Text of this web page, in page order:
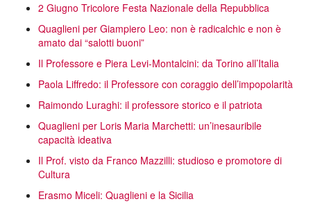
2 Giugno Tricolore Festa Nazionale della Repubblica
Quaglieni per Giampiero Leo: non è radicalchic e non è
amato dai “salotti buoni”
Il Professore e Piera Levi-Montalcini: da Torino all’Italia
Paola Liffredo: il Professore con coraggio dell’impopolarità
Raimondo Luraghi: il professore storico e il patriota
Quaglieni per Loris Maria Marchetti: un’inesauribile
capacità ideativa
Il Prof. visto da Franco Mazzilli: studioso e promotore di
Cultura
Erasmo Miceli: Quaglieni e la Sicilia